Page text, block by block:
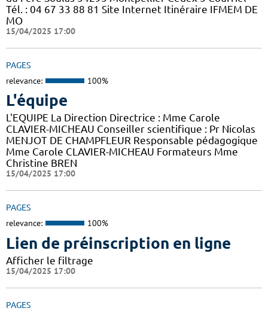
Tél. : 04 67 33 88 81 Site Internet Itinéraire IFMEM DE
MO
15/04/2025 17:00
PAGES
relevance: 100%
L'équipe
L'EQUIPE La Direction Directrice : Mme Carole
CLAVIER-MICHEAU Conseiller scientifique : Pr Nicolas
MENJOT DE CHAMPFLEUR Responsable pédagogique
Mme Carole CLAVIER-MICHEAU Formateurs Mme
Christine BREN
15/04/2025 17:00
PAGES
relevance: 100%
Lien de préinscription en ligne
Afficher le filtrage
15/04/2025 17:00
PAGES